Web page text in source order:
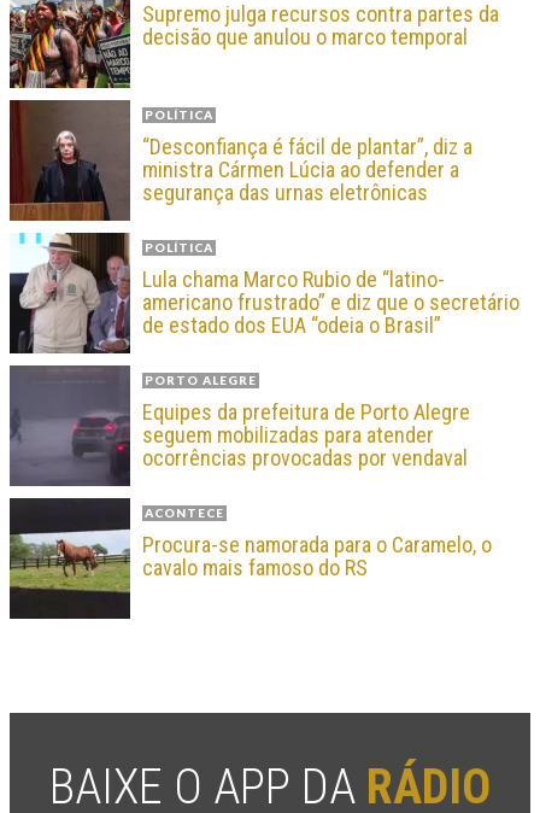
Supremo julga recursos contra partes da
decisão que anulou o marco temporal
POLÍTICA
“Desconfiança é fácil de plantar”, diz a
ministra Cármen Lúcia ao defender a
segurança das urnas eletrônicas
POLÍTICA
Lula chama Marco Rubio de “latino-
americano frustrado” e diz que o secretário
de estado dos EUA “odeia o Brasil”
PORTO ALEGRE
Equipes da prefeitura de Porto Alegre
seguem mobilizadas para atender
ocorrências provocadas por vendaval
ACONTECE
Procura-se namorada para o Caramelo, o
cavalo mais famoso do RS
BAIXE O APP DA RÁDIO